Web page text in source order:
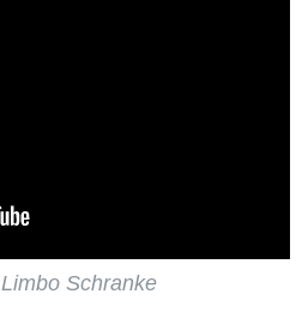
Schranke